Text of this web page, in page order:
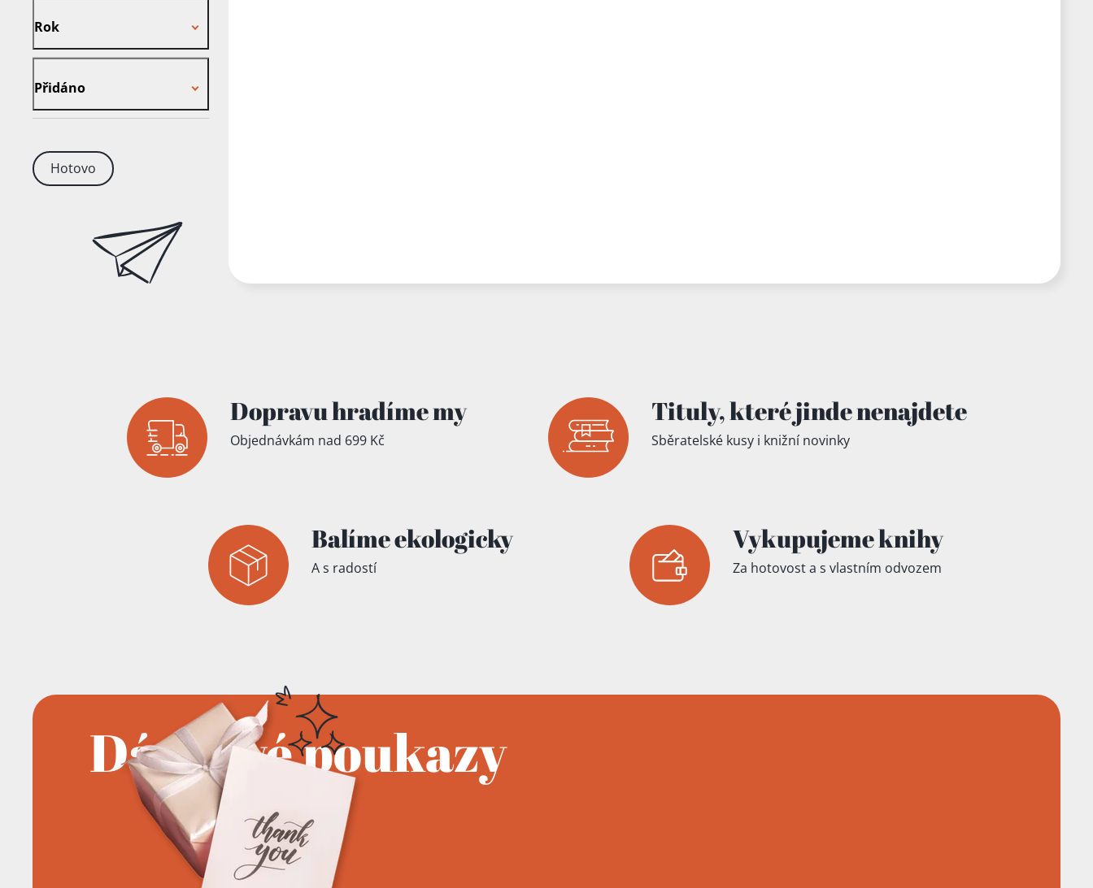
Rok
Přidáno
Hotovo
Dopravu hradíme my
Objednávkám nad 699 Kč
Tituly,které jindenenajdete
Sběratelské kusy i knižní novinky
Balíme ekologicky
A s radostí
Vykupujeme knihy
Za hotovost a s vlastním odvozem
Dárkové poukazy
Přidáno do košíku!